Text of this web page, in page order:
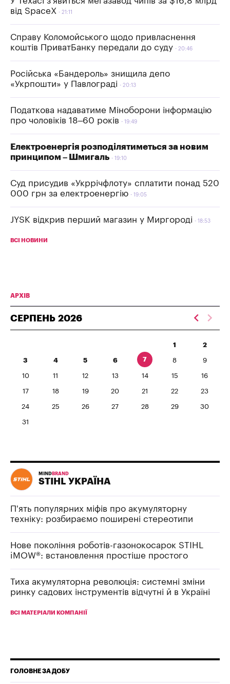
від SpaceX
21:11
Справу Коломойського щодо привласнення
коштів ПриватБанку передали до суду
20:46
Російська «Бандероль» знищила депо
«Укрпошти» у Павлограді
20:13
Податкова надаватиме Міноборони інформацію
про чоловіків 18–60 років
19:49
Електроенергія розподілятиметься за новим
принципом – Шмигаль
19:10
Суд присудив «Укррічфлоту» сплатити понад 520
000 грн за електроенергію
19:05
JYSK відкрив перший магазин у Миргороді 18:53
ВСІ НОВИНИ
АРХІВ
СЕРПЕНЬ 2026
1 2
3 4 5 6 7 8 9
10 11 12 13 14 15 16
17 18 19 20 21 22 23
24 25 26 27 28 29 30
31
MIND BRAND
STIHL УКРАЇНА
П'ять популярних міфів про акумуляторну
техніку: розбираємо поширені стереотипи
Нове покоління роботів-газонокосарок STIHL
iMOW®: встановлення простіше простого
Тиха акумуляторна революція: системні зміни
ринку садових інструментів відчутні й в Україні
ВСІ МАТЕРІАЛИ КОМПАНІЇ
ГОЛОВНЕ ЗА ДОБУ